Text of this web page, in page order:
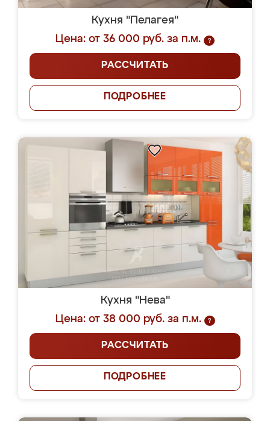
Кухня "Пелагея"
Цена: от 36 000 руб. за п.м.
?
РАССЧИТАТЬ
ПОДРОБНЕЕ
Кухня "Нева"
Цена: от 38 000 руб. за п.м.
?
РАССЧИТАТЬ
ПОДРОБНЕЕ